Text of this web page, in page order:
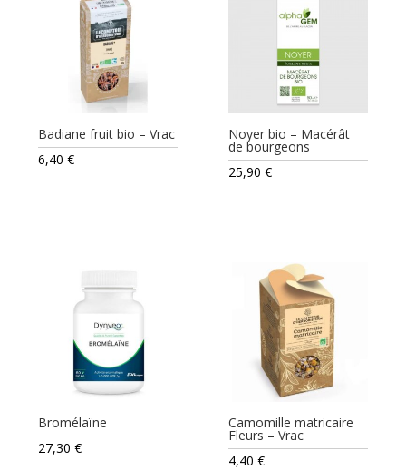
Badiane fruit bio – Vrac
6,40€
Noyer bio – Macérât
de bourgeons
25,90€
Bromélaïne
27,30€
Camomille matricaire
Fleurs – Vrac
4,40€